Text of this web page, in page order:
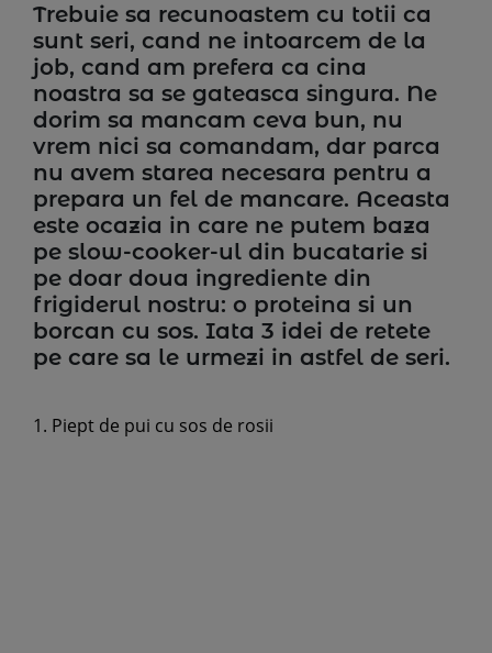
Trebuie sa recunoastem cu totii ca
sunt seri, cand ne intoarcem de la
job, cand am prefera ca cina
noastra sa se gateasca singura. Ne
dorim sa mancam ceva bun, nu
vrem nici sa comandam, dar parca
nu avem starea necesara pentru a
prepara un fel de mancare. Aceasta
este ocazia in care ne putem baza
pe slow-cooker-ul din bucatarie si
pe doar doua ingrediente din
frigiderul nostru: o proteina si un
borcan cu sos. Iata 3 idei de retete
pe care sa le urmezi in astfel de seri.
1. Piept de pui cu sos de rosii